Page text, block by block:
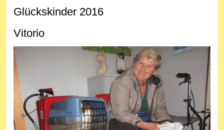
Glückskinder 2016
Vitorio